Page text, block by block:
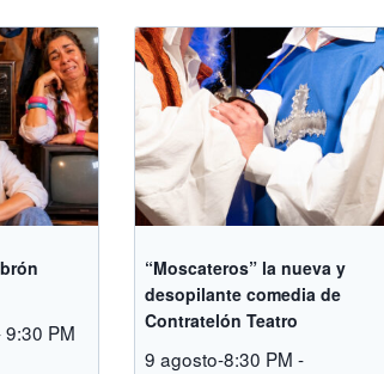
9:30 PM
“Moscateros” la nueva y
desopilante comedia de
Contratelón Teatro
9 agosto-8:30 PM -